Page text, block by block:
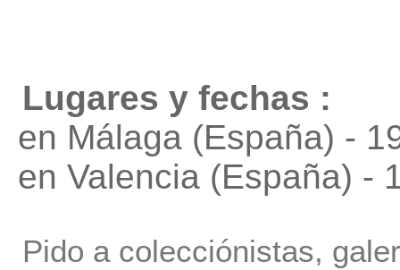
Lugares y fechas :
en Málaga (España) -
en Valencia (España) -
Pido a colecciónistas,